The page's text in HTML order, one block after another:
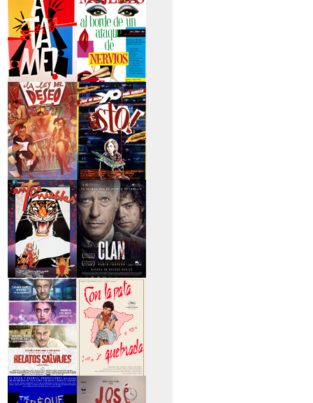
>Átame
>Mujeres al borde
de un...
>La ley del deseo
>Qué he hecho yo
para...
>Entre tinieblas >El Clan
>Relatos Salvajes
>Con la pata
quebrada